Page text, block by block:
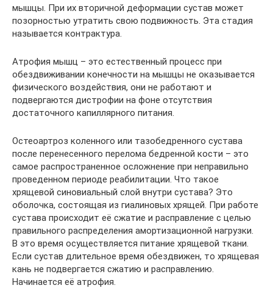
мышцы. При их вторичной деформации сустав может
позорностью утратить свою подвижность. Эта стадия
называется контрактура.
Атрофия мышц – это естественный процесс при
обездвиживании конечности на мышцы не оказывается
физического воздействия, они не работают и
подвергаются дистрофии на фоне отсутствия
достаточного капиллярного питания.
Остеоартроз коленного или тазобедренного сустава
после перенесенного перелома бедренной кости – это
самое распространенное осложнение при неправильно
проведенном периоде реабилитации. Что такое
хрящевой синовиальный слой внутри сустава? Это
оболочка, состоящая из гиалиновых хрящей. При работе
сустава происходит её сжатие и расправление с целью
правильного распределения амортизационной нагрузки.
В это время осуществляется питание хрящевой ткани.
Если сустав длительное время обездвижен, то хрящевая
кань не подвергается сжатию и расправлению.
Начинается её атрофия.